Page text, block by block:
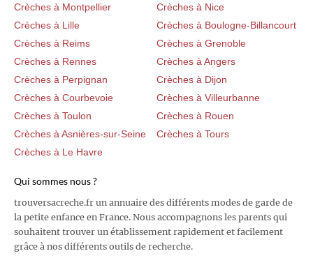
Crèches à Montpellier
Crèches à Nice
Crèches à Lille
Crèches à Boulogne-Billancourt
Crèches à Reims
Crèches à Grenoble
Crèches à Rennes
Crèches à Angers
Crèches à Perpignan
Crèches à Dijon
Crèches à Courbevoie
Crèches à Villeurbanne
Crèches à Toulon
Crèches à Rouen
Crèches à Asnières-sur-Seine
Crèches à Tours
Crèches à Le Havre
Qui sommes nous ?
trouversacreche.fr un annuaire des différents modes de garde de
la petite enfance en France. Nous accompagnons les parents qui
souhaitent trouver un établissement rapidement et facilement
grâce à nos différents outils de recherche.